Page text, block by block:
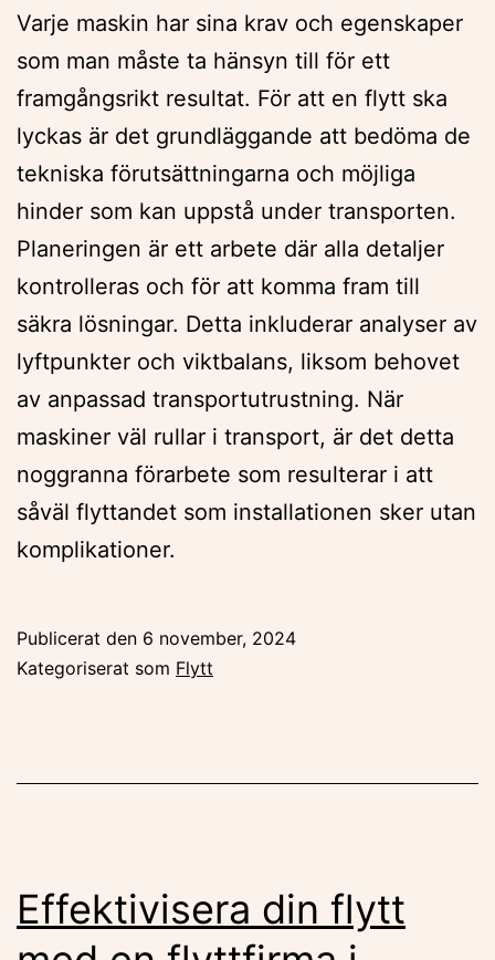
Varje maskin har sina krav och egenskaper
som man måste ta hänsyn till för ett
framgångsrikt resultat. För att en flytt ska
lyckas är det grundläggande att bedöma de
tekniska förutsättningarna och möjliga
hinder som kan uppstå under transporten.
Planeringen är ett arbete där alla detaljer
kontrolleras och för att komma fram till
säkra lösningar. Detta inkluderar analyser av
lyftpunkter och viktbalans, liksom behovet
av anpassad transportutrustning. När
maskiner väl rullar i transport, är det detta
noggranna förarbete som resulterar i att
såväl flyttandet som installationen sker utan
komplikationer.
Publicerat den 6 november, 2024
Kategoriserat som Flytt
Effektivisera din flytt